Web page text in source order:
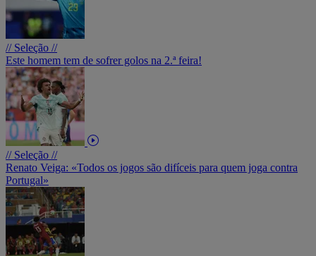
// Seleção //
Este homem tem de sofrer golos na 2.ª feira!
// Seleção //
Renato Veiga: «Todos os jogos são difíceis para quem joga contra
Portugal»